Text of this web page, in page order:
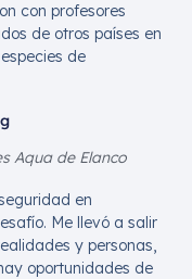
con profesores
de otros países en
de
Aqua de Elanco
en
Me llevó a salir
y personas,
oportunidades de